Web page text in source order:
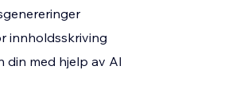
innholdsskriving
din med hjelp av AI